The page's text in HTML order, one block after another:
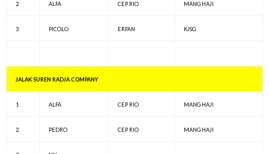
2 ALFA CEP RIO MANG HAJI
3 PICOLO ERFAN KJSG
JALAK SUREN RADJA COMPANY
1 ALFA CEP RIO MANG HAJI
2 PEDRO CEP RIO MANG HAJI